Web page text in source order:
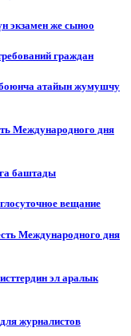
экзамен же сыноо
граждан
атайын жумушчу
Международного дня
баштады
вещание
Международного дня
эл аралык
журналистов